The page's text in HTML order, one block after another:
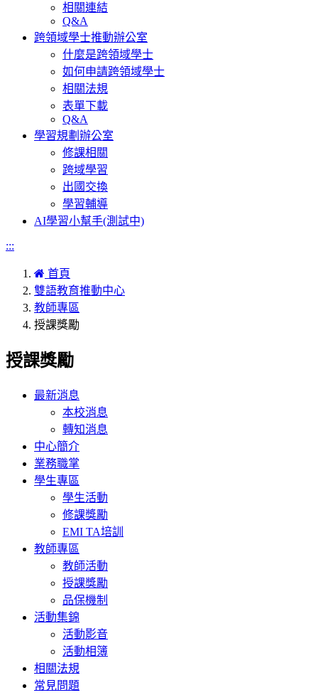
相關連結
Q&A
跨領域學士推動辦公室
什麼是跨領域學士
如何申請跨領域學士
相關法規
表單下載
Q&A
學習規劃辦公室
修課相關
跨域學習
出國交換
學習輔導
AI學習小幫手(測試中)
:::
首頁
雙語教育推動中心
教師專區
授課獎勵
授課獎勵
最新消息
本校消息
轉知消息
中心簡介
業務職掌
學生專區
學生活動
修課獎勵
EMI TA培訓
教師專區
教師活動
授課獎勵
品保機制
活動集錦
活動影音
活動相簿
相關法規
常見問題